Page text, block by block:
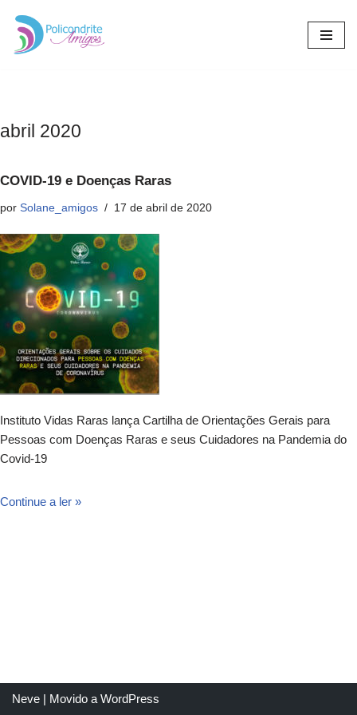
Pular
abril 2020
COVID-19 e Doenças Raras
por Solane_amigos 17 de abril de 2020
Instituto Vidas Raras lança Cartilha de Orientações Gerais para
Pessoas com Doenças Raras e seus Cuidadores na Pandemia do
Covid-19
Continue a ler »
Neve | Movido a WordPress